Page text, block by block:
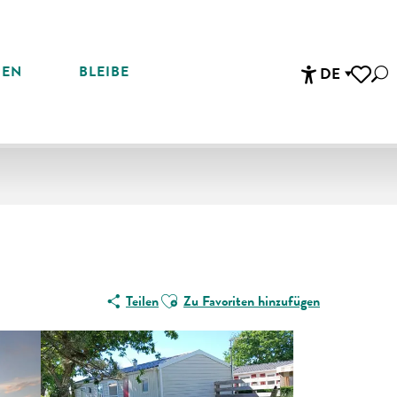
DE
BLEIBE
TeilenAjouter aux favoris
Zu Favoriten hinzufügen